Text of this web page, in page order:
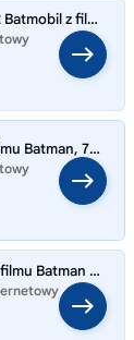
LEGO(R) SUPER HEROES 76332 Batmobil z filmu Batman
LEGO DC Batman, Batmobil z filmu Batman, 76332
LEGO Super Heroes Batmobil z filmu Batman 76332